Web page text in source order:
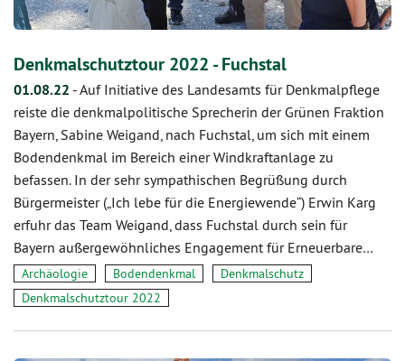
Denkmalschutztour 2022 - Fuchstal
01.08.22 -Auf Initiative des Landesamts für Denkmalpflege
reiste die denkmalpolitische Sprecherin der Grünen Fraktion
Bayern, Sabine Weigand, nach Fuchstal, um sich mit einem
Bodendenkmal im Bereich einer Windkraftanlage zu
befassen. In der sehr sympathischen Begrüßung durch
Bürgermeister („Ich lebe für die Energiewende“) Erwin Karg
erfuhr das Team Weigand, dass Fuchstal durch sein für
Bayern außergewöhnliches Engagement für Erneuerbare…
Archäologie Bodendenkmal
Denkmalschutz
Denkmalschutztour 2022